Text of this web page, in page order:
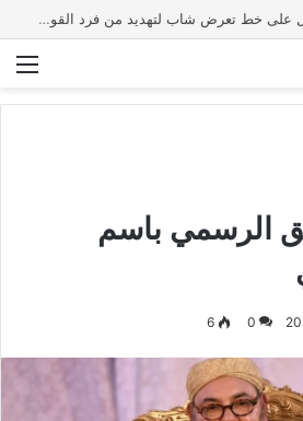
“مجلس بوعياش” يدخل على خط تعرض شاب لتهديد من فرد القوات العمومية
الرسمي باسم
0
6